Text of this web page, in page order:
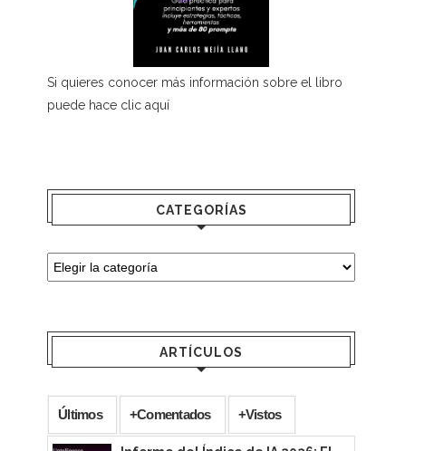
Si quieres conocer más información sobre el libro
puede hace clic aquí
CATEGORÍAS
ARTÍCULOS
Últimos +Comentados +Vistos